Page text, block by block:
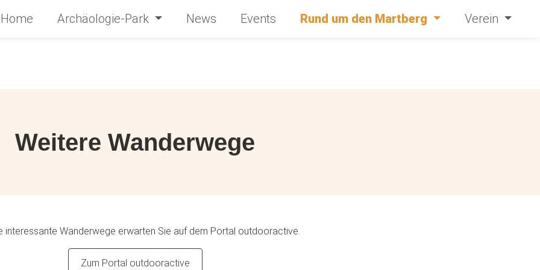
Home Archäologie-Park News Events Rund um den Martberg Verein
Weitere Wanderwege
interessante Wanderwege erwarten Sie auf dem Portal outdooractive.
Zum Portal outdooractive